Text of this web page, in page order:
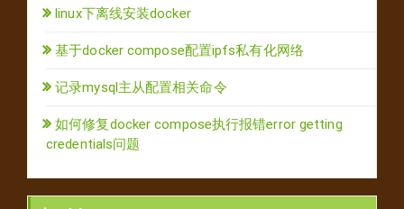
linux下离线安装docker
基于docker compose配置ipfs私有化网络
记录mysql主从配置相关命令
如何修复docker compose执行报错error getting
credentials问题